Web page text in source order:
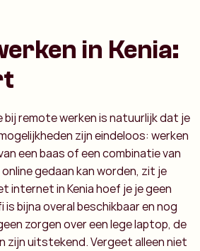
in Kenia:
remote werken is natuurlijk dat je
zijn eindeloos: werken
een baas of een combinatie van
gedaan kan worden, zit je
internet in Kenia hoef je je geen
is bijna overal beschikbaar en nog
zorgen over een lege laptop, de
zijn uitstekend. Vergeet alleen niet